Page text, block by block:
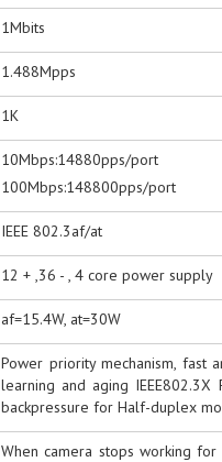
1Mbits
1.488Mpps
1K
10Mbps:14880pps/port
100Mbps:148800pps/port
IEEE 802.3af/at
12 + ,36 - , 4 core power supply
af=15.4W, at=30W
Power priority mechanism, fast
learning and aging
backpressure for Half-duplex
When camera stops working